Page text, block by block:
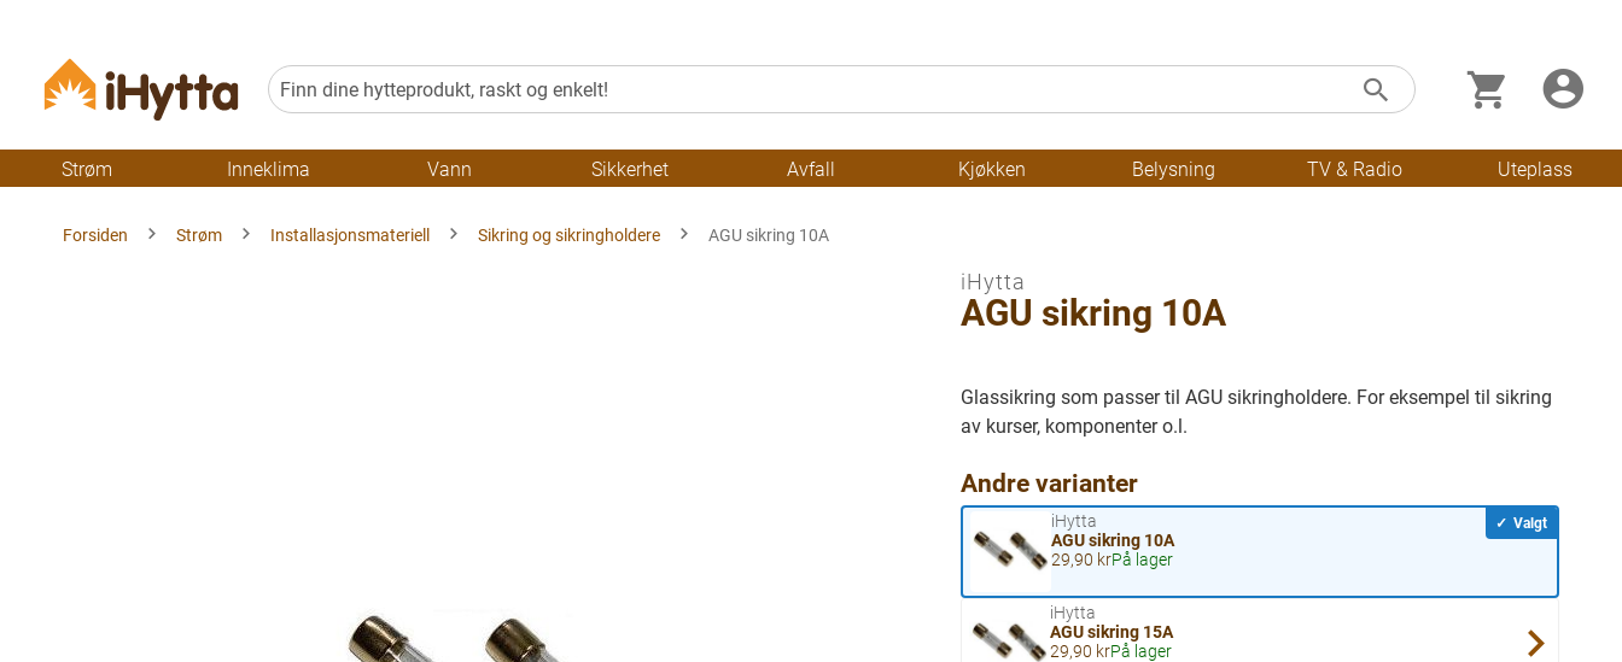
Søk Min
Skip
Strøm
Inneklima Vann Sikkerhet Avfall Kjøkken Belysning TV & Radio Uteplass
Forsiden Strøm Installasjonsmateriell Sikring og sikringholdere AGU sikring 10A
iHytta
AGU sikring 10A
Glassikring som passer til AGU sikringholdere. For eksempel til sikring
av kurser, komponenter o.l.
Andre varianter
✓ Valgt
iHytta
AGU sikring 10A
29,90 krPå lager
iHytta
AGU sikring 15A
29,90 krPå lager